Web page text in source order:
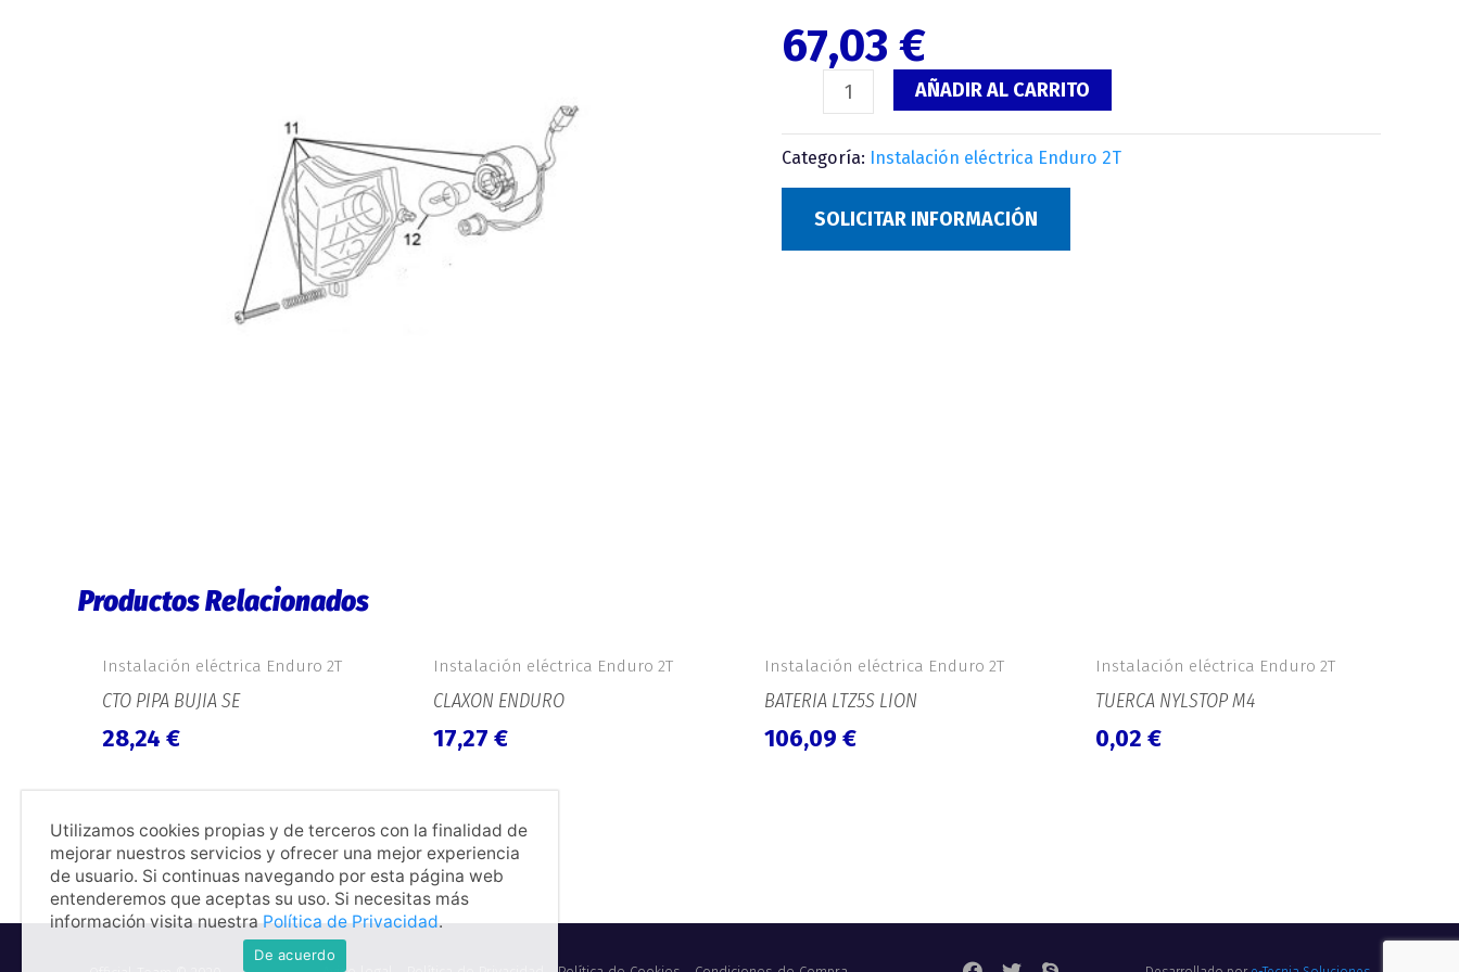
67,03 €
AÑADIR AL CARRITO
Categoría: Instalación eléctrica Enduro 2T
SOLICITAR INFORMACIÓN
Productos Relacionados
Instalación eléctrica Enduro 2T
CTO PIPA BUJIA SE
28,24 €
Instalación eléctrica Enduro 2T
CLAXON ENDURO
17,27 €
Instalación eléctrica Enduro 2T
BATERIA LTZ5S LION
106,09 €
Instalación eléctrica Enduro 2T
TUERCA NYLSTOP M4
0,02 €
F
T
S
Utilizamos cookies propias y de terceros con la finalidad de
mejorar nuestros servicios y ofrecer una mejor experiencia
de usuario. Si continuas navegando por esta página web
entenderemos que aceptas su uso. Si necesitas más
información visita nuestra Política de Privacidad.
De acuerdo